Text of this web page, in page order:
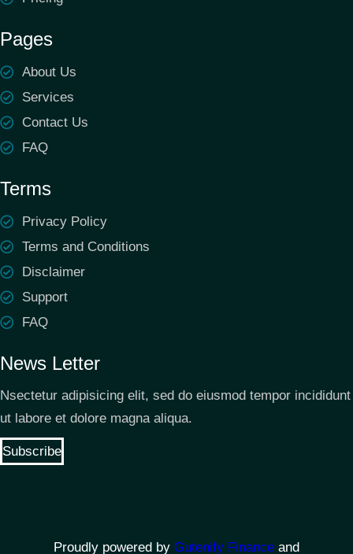
Pages
About Us
Services
Contact Us
FAQ
Terms
Privacy Policy
Terms and Conditions
Disclaimer
Support
FAQ
News Letter
Nsectetur adipisicing elit, sed do eiusmod tempor incididunt
ut labore et dolore magna aliqua.
Subscribe
Proudly powered by Gutenify Finance and